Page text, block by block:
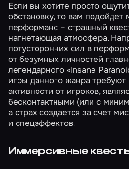
Если вы хотите просто
обстановку, то вам подойдет
перформанс – страшный
нагнетающая атмосфера.
потусторонних сил в
от безумных личностей
легендарного«Insane
игры данного жанра
активности от игроков,
бесконтактными (или с
а страх создается за счет
и спецэффектов.
Иммерсивные